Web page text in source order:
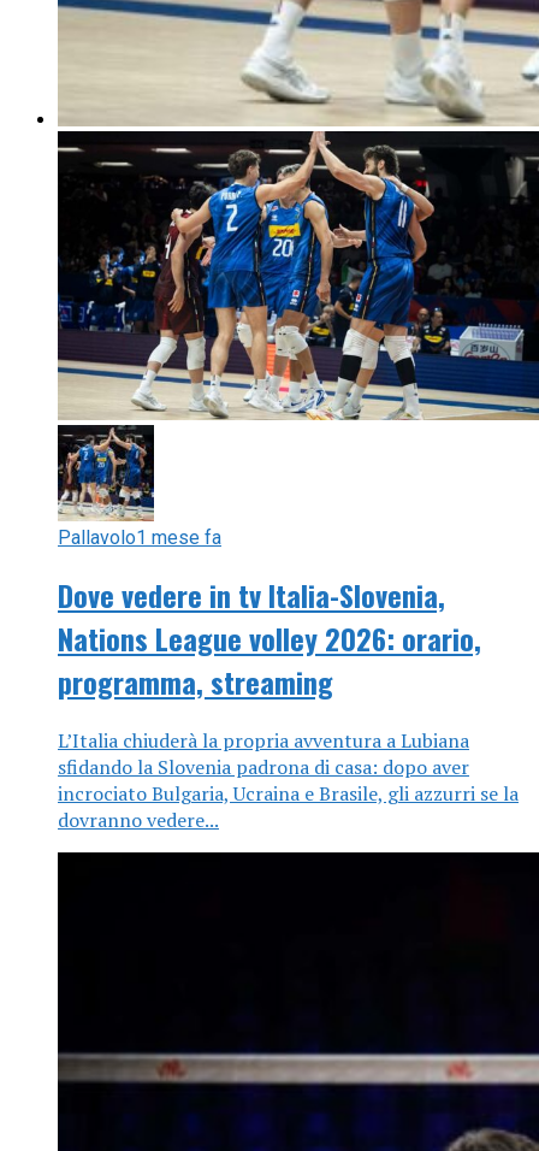
Pallavolo1 mese fa
Dove vedere in tv Italia-Slovenia,
Nations League volley 2026: orario,
programma, streaming
L’Italia chiuderà la propria avventura a Lubiana
sfidando la Slovenia padrona di casa: dopo aver
incrociato Bulgaria, Ucraina e Brasile, gli azzurri se la
dovranno vedere...